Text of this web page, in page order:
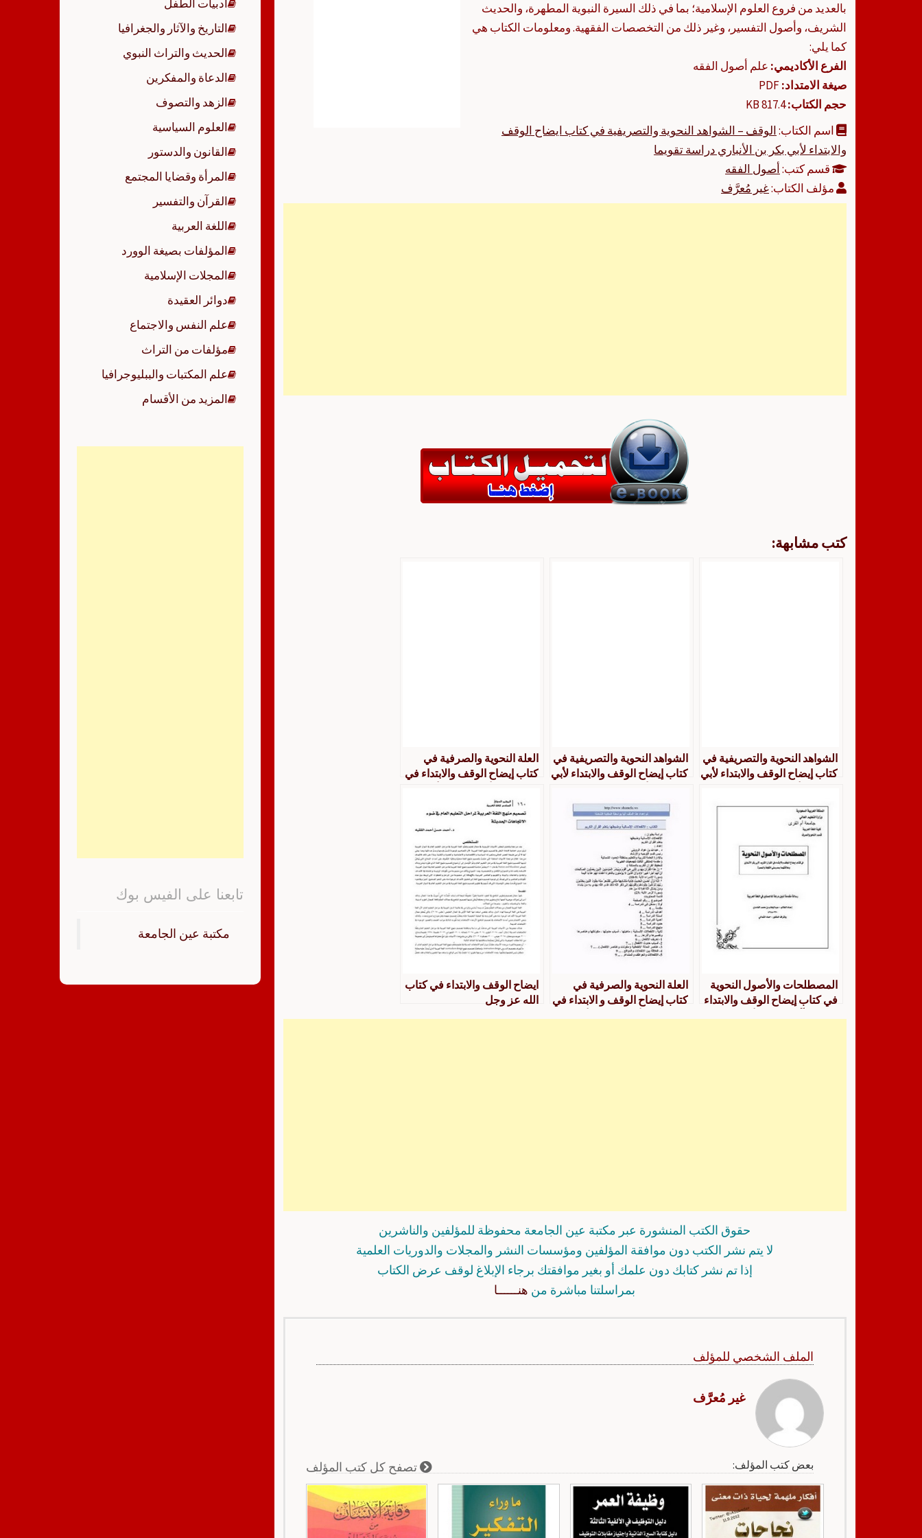
بالعديد من فروع العلوم الإسلامية؛ بما في ذلك السيرة النبوية المطهرة، والحديث
الشريف، وأصول التفسير، وغير ذلك من التخصصات الفقهية. ومعلومات الكتاب هي
كما يلي:
الفرع الأكاديمي: علم أصول الفقه
صيغة الامتداد:
حجم الكتاب:817.4 KB
اسم الكتاب:الوقف – الشواهد النحوية والتصريفية في كتاب ايضاح الوقف
والابتداء لأبي بكر بن الأنباري دراسة تقويما
قسم كتب:أصول الفقه
مؤلف الكتاب:غير مُعرَّف
كتب مشابهة:
الشواهد النحوية والتصريفية في
كتاب إيضاح الوقف والابتداء لأبي
الشواهد النحوية والتصريفية في
كتاب إيضاح الوقف والابتداء لأبي
العلة النحوية والصرفية في
كتاب إيضاح الوقف والابتداء في
(ت 328 هـ)
المصطلحات والأصول النحوية
في كتاب إيضاح الوقف والابتداء
العلة النحوية والصرفية في
كتاب إيضاح الوقف و الابتداء في
ايضاح الوقف والابتداء في كتاب
الله عز وجل
حقوق الكتب المنشورة عبر مكتبة عين الجامعة محفوظة للمؤلفين والناشرين
لا يتم نشر الكتب دون موافقة المؤلفين ومؤسسات النشر والمجلات والدوريات العلمية
إذا تم نشر كتابك دون علمك أو بغير موافقتك برجاء الإبلاغ لوقف عرض الكتاب
بمراسلتنا مباشرة من هنــــــا
الملف الشخصي للمؤلف
غير مُعرَّف
بعض كتب المؤلف: تصفح كل كتب المؤلف
أدبيات الطفل
التاريخ والآثار والجغرافيا
الحديث والتراث النبوي
الدعاة والمفكرين
الزهد والتصوف
العلوم السياسية
القانون والدستور
المرأة وقضايا المجتمع
القرآن والتفسير
اللغة العربية
المؤلفات بصيغة الوورد
المجلات الإسلامية
دوائر العقيدة
علم النفس والاجتماع
مؤلفات من التراث
علم المكتبات والببليوجرافيا
المزيد من الأقسام
تابعنا على الفيس بوك
‏مكتبة عين الجامعة‏